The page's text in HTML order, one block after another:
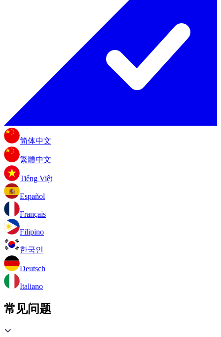
简体中文
繁體中文
Tiếng Việt
Español
Français
Filipino
한국인
Deutsch
Italiano
常见问题